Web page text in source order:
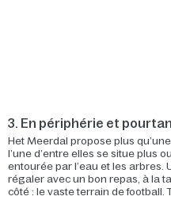
3. En périphérie et
Het Meerdal propose plus
l’une d’entre elles se situe plus
entourée par l’eau et les arbres.
régaler avec un bon repas, à la
côté : le vaste terrain de football.